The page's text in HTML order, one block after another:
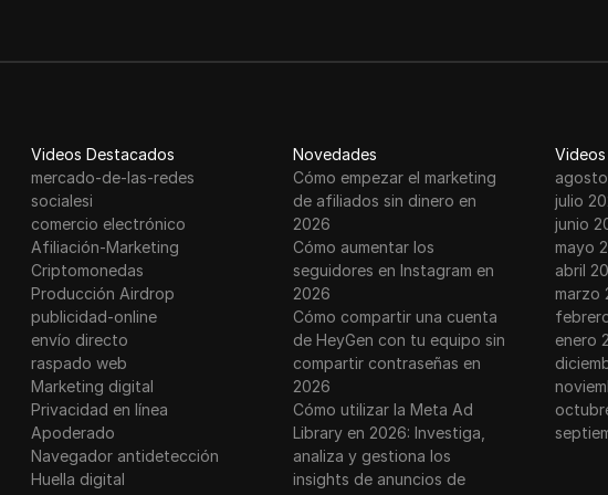
Zero To 10k In One Week: Instagram Influencer Marketing Strategy
Zhiyun Crane M2S Unboxing | Best Budget Mirrorless Gimbal
Zenrock - Confirmed Airdrop 🎁 Full Guide to Earn Spartan Shards Free
ZKsync ZK Token and FREE CRYPTO AIRDROP is HERE! Worth
ZKSYNC AIRDROP Eligible Step By Step Guide || Claim Free Moca ID
Zero to 1,000 TikTok Followers in 30 Days (Full Strategy)
Videos Destacados
mercado-de-las-redes
socialesi
comercio electrónico
Afiliación-Marketing
Criptomonedas
Producción Airdrop
publicidad-online
envío directo
raspado web
Marketing digital
Privacidad en línea
Apoderado
Navegador antidetección
Huella digital
Novedades
Cómo empezar el marketing
de afiliados sin dinero en
2026
Cómo aumentar los
seguidores en Instagram en
2026
Cómo compartir una cuenta
de HeyGen con tu equipo sin
compartir contraseñas en
2026
Cómo utilizar la Meta Ad
Library en 2026: Investiga,
analiza y gestiona los
insights de anuncios de
julio
junio
mayo
abril
marzo
enero